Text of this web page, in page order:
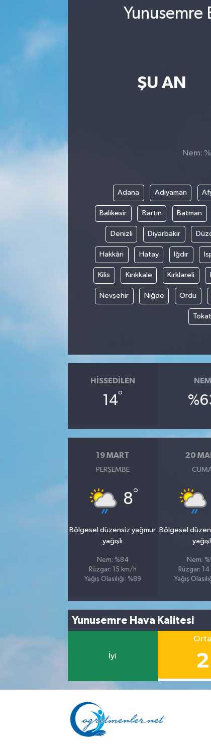
Yunusemre
ŞU AN
Nem:
Adana Adıyaman
Balıkesir Bartın Batman
Denizli Diyarbakır
Hakkâri Hatay Iğdır
Kilis Kırıkkale Kırklareli
Nevşehir Niğde Ordu
Tokat
HISSEDILEN
14°
NEM
19 MART
PERŞEMBE
8°
Bölgesel düzensiz yağmur
yağışlı
Nem: %84
Rüzgar: 15 km/h
Yağış Olasılığı: %89
20
Bölgesel
Nem:
Rüzgar:
Yağış
Yunusemre Hava Kalitesi
İyi
Orta
2